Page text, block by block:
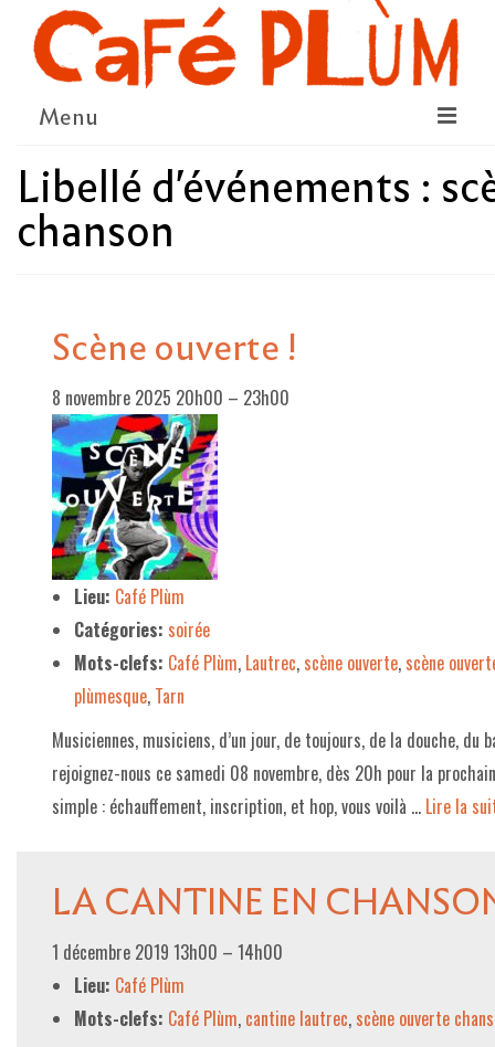
Menu
LE PROJET
LA COOPÉRATIVE & L’ASSO
LE PROGRAMME
DÉTAIL DES ÉVÉNEMENTS
LA SAISON CULTURELLE
AMI·ES ARTISTES
LE PROJET DE TERRITOIRE
LE CAFÉ/RESTO
LES FORMULES
LA CARTE
LA LIBRAIRIE
UNE LIBRAIRIE INDÉPENDANTE
LES EXPOSITIONS
INFOS & ACCESSIBILITÉ
Libellé d'événements :
chanson
Scène ouverte !
8 novembre 2025 20h00 – 23h00
Lieu: Café Plùm
Catégories: soirée
Mots-clefs: Café Plùm, Lautrec, scène ouverte, scène
plùmesque, Tarn
Musiciennes, musiciens, d’un jour, de toujours, de la douche, du
rejoignez-nous ce samedi 08 novembre, dès 20h pour la
simple : échauffement, inscription, et hop, vous voilà … Lire la
LA CANTINE EN
1 décembre 2019 13h00 – 14h00
Lieu: Café Plùm
Mots-clefs: Café Plùm, cantine lautrec, scène ouverte